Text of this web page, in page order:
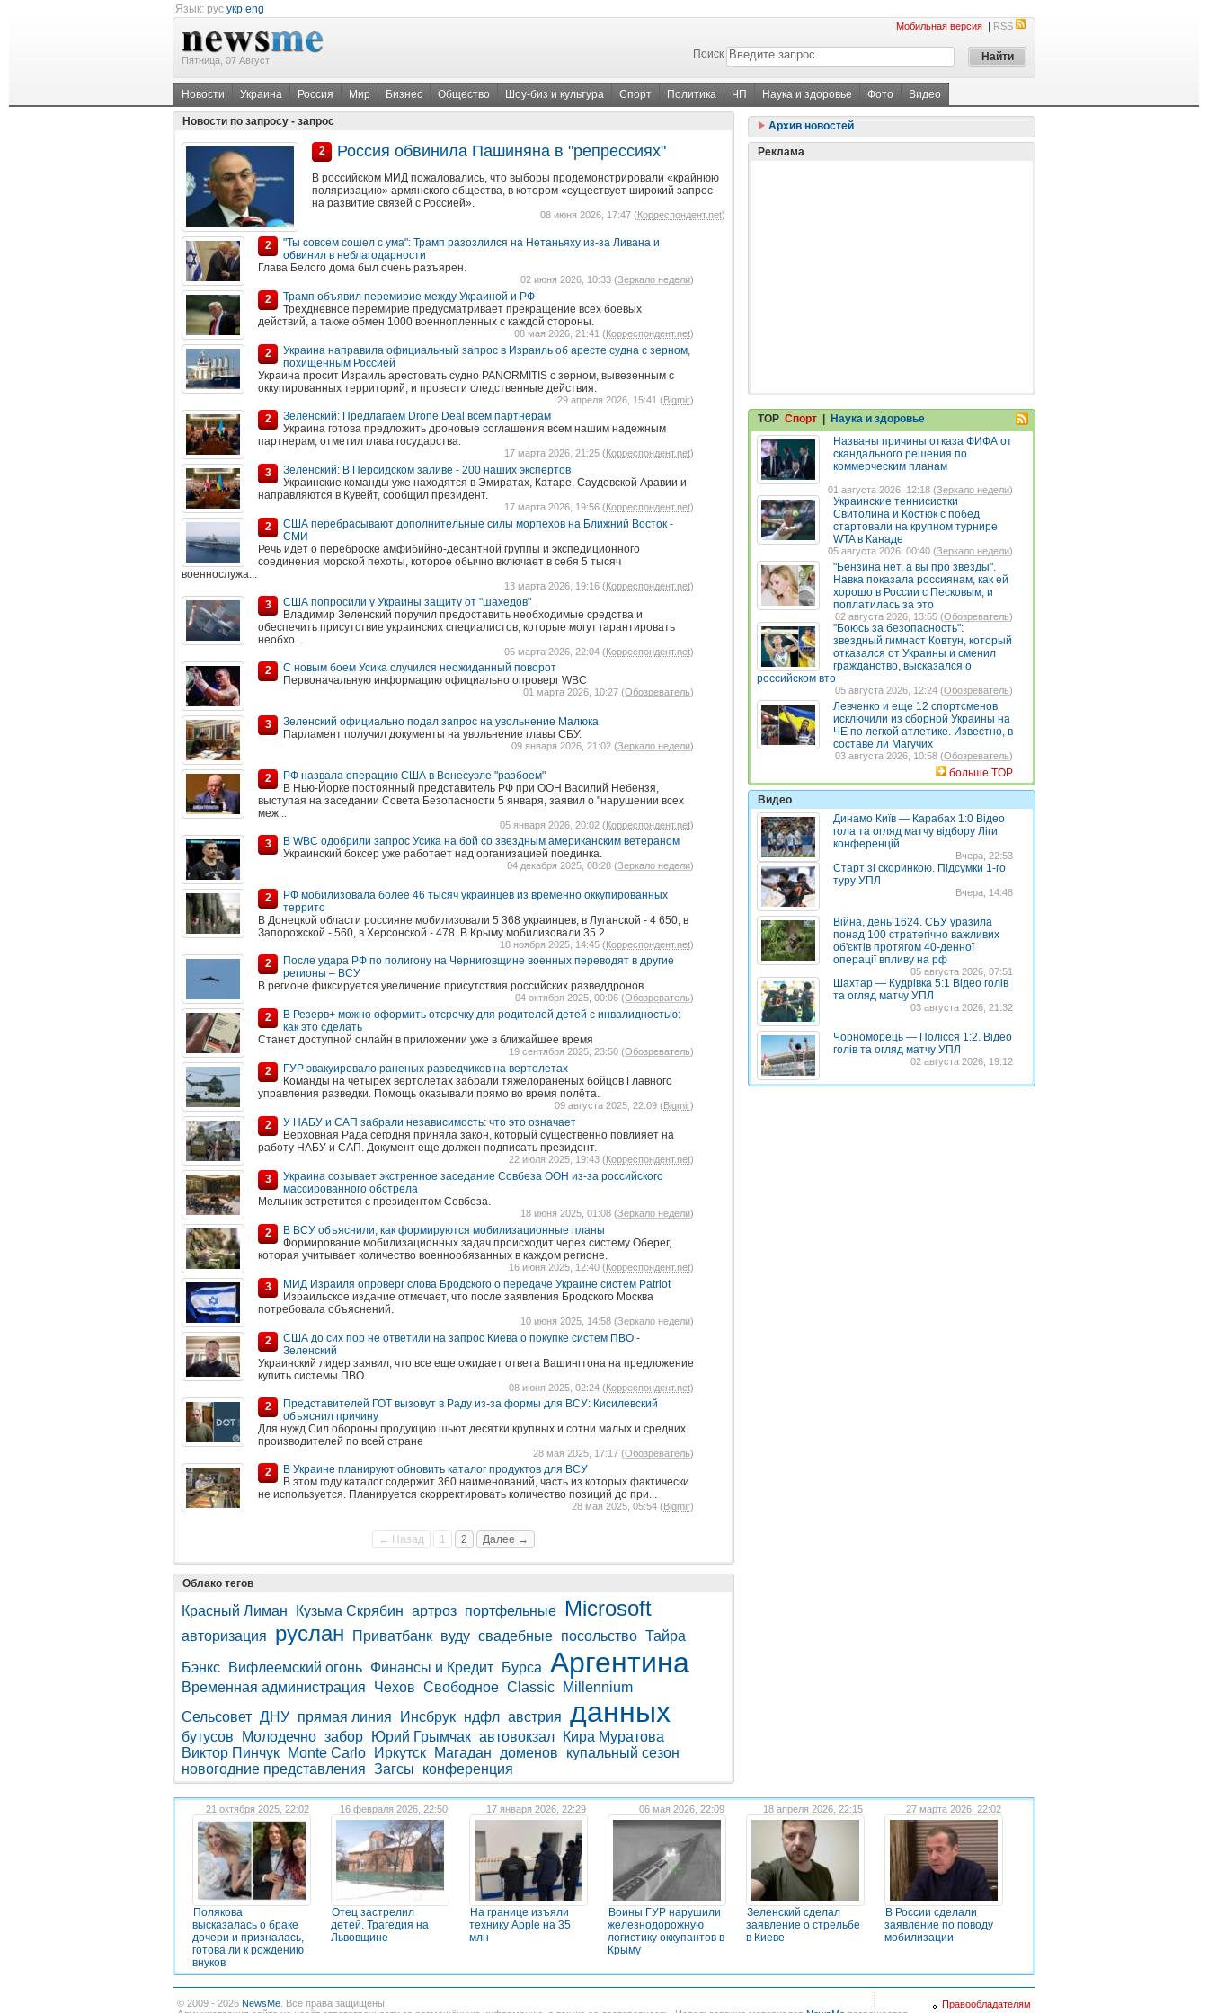
Язык: рус укр eng
Пятница, 07 Август
Мобильная версия RSS
Поиск
Новости Украина Россия Мир Бизнес Общество Шоу-биз и культура Спорт Политика ЧП Наука и здоровье Фото Видео
Новости по запросу - запрос
2 Россия обвинила Пашиняна в "репрессиях"
В российском МИД пожаловались, что выборы продемонстрировали «крайнюю
поляризацию» армянского общества, в котором «существует широкий запрос
на развитие связей с Россией».
08 июня 2026, 17:47 (Корреспондент.net)
2
"Ты совсем сошел с ума": Трамп разозлился на Нетаньяху из-за Ливана и
обвинил в неблагодарности
Глава Белого дома был очень разъярен.
02 июня 2026, 10:33 (Зеркало недели)
2
Трамп объявил перемирие между Украиной и РФ
Трехдневное перемирие предусматривает прекращение всех боевых
действий, а также обмен 1000 военнопленных с каждой стороны.
08 мая 2026, 21:41 (Корреспондент.net)
2
Украина направила официальный запрос в Израиль об аресте судна с зерном,
похищенным Россией
Украина просит Израиль арестовать судно PANORMITIS с зерном, вывезенным с
оккупированных территорий, и провести следственные действия.
29 апреля 2026, 15:41 (Bigmir)
2
Зеленский: Предлагаем Drone Deal всем партнерам
Украина готова предложить дроновые соглашения всем нашим надежным
партнерам, отметил глава государства.
17 марта 2026, 21:25 (Корреспондент.net)
3
Зеленский: В Персидском заливе - 200 наших экспертов
Украинские команды уже находятся в Эмиратах, Катаре, Саудовской Аравии и
направляются в Кувейт, сообщил президент.
17 марта 2026, 19:56 (Корреспондент.net)
2
США перебрасывают дополнительные силы морпехов на Ближний Восток -
СМИ
Речь идет о переброске амфибийно-десантной группы и экспедиционного
соединения морской пехоты, которое обычно включает в себя 5 тысяч
военнослужа...
13 марта 2026, 19:16 (Корреспондент.net)
3
США попросили у Украины защиту от "шахедов"
Владимир Зеленский поручил предоставить необходимые средства и
обеспечить присутствие украинских специалистов, которые могут гарантировать
необхо...
05 марта 2026, 22:04 (Корреспондент.net)
2
С новым боем Усика случился неожиданный поворот
Первоначальную информацию официально опроверг WBC
01 марта 2026, 10:27 (Обозреватель)
3
Зеленский официально подал запрос на увольнение Малюка
Парламент получил документы на увольнение главы СБУ.
09 января 2026, 21:02 (Зеркало недели)
2
РФ назвала операцию США в Венесуэле "разбоем"
В Нью-Йорке постоянный представитель РФ при ООН Василий Небензя,
выступая на заседании Совета Безопасности 5 января, заявил о "нарушении всех
меж...
05 января 2026, 20:02 (Корреспондент.net)
3
В WBC одобрили запрос Усика на бой со звездным американским ветераном
Украинский боксер уже работает над организацией поединка.
04 декабря 2025, 08:28 (Зеркало недели)
2
РФ мобилизовала более 46 тысяч украинцев из временно оккупированных
террито
В Донецкой области россияне мобилизовали 5 368 украинцев, в Луганской - 4 650, в
Запорожской - 560, в Херсонской - 478. В Крыму мобилизовали 35 2...
18 ноября 2025, 14:45 (Корреспондент.net)
2
После удара РФ по полигону на Черниговщине военных переводят в другие
регионы – ВСУ
В регионе фиксируется увеличение присутствия российских разведдронов
04 октября 2025, 00:06 (Обозреватель)
2
В Резерв+ можно оформить отсрочку для родителей детей с инвалидностью:
как это сделать
Станет доступной онлайн в приложении уже в ближайшее время
19 сентября 2025, 23:50 (Обозреватель)
2
ГУР эвакуировало раненых разведчиков на вертолетах
Команды на четырёх вертолетах забрали тяжелораненых бойцов Главного
управления разведки. Помощь оказывали прямо во время полёта.
09 августа 2025, 22:09 (Bigmir)
2
У НАБУ и САП забрали независимость: что это означает
Верховная Рада сегодня приняла закон, который существенно повлияет на
работу НАБУ и САП. Документ еще должен подписать президент.
22 июля 2025, 19:43 (Корреспондент.net)
3
Украина созывает экстренное заседание Совбеза ООН из-за российского
массированного обстрела
Мельник встретится с президентом Совбеза.
18 июня 2025, 01:08 (Зеркало недели)
2
В ВСУ объяснили, как формируются мобилизационные планы
Формирование мобилизационных задач происходит через систему Оберег,
которая учитывает количество военнообязанных в каждом регионе.
16 июня 2025, 12:40 (Корреспондент.net)
3
МИД Израиля опроверг слова Бродского о передаче Украине систем Patriot
Израильское издание отмечает, что после заявления Бродского Москва
потребовала объяснений.
10 июня 2025, 14:58 (Зеркало недели)
2
США до сих пор не ответили на запрос Киева о покупке систем ПВО -
Зеленский
Украинский лидер заявил, что все еще ожидает ответа Вашингтона на предложение
купить системы ПВО.
08 июня 2025, 02:24 (Корреспондент.net)
2
Представителей ГОТ вызовут в Раду из-за формы для ВСУ: Кисилевский
объяснил причину
Для нужд Сил обороны продукцию шьют десятки крупных и сотни малых и средних
производителей по всей стране
28 мая 2025, 17:17 (Обозреватель)
2
В Украине планируют обновить каталог продуктов для ВСУ
В этом году каталог содержит 360 наименований, часть из которых фактически
не используется. Планируется скорректировать количество позиций до при...
28 мая 2025, 05:54 (Bigmir)
← Назад 1 2 Далее →
Облако тегов
Красный Лиман Кузьма Скрябин артроз портфельные Microsoft
авторизация руслан Приватбанк вуду свадебные посольство Тайра
Бэнкс Вифлеемский огонь Финансы и Кредит Бурса Аргентина
Временная администрация Чехов Свободное Classic
Millennium
Сельсовет ДНУ прямая линия Инсбрук ндфл австрия данных
бутусов Молодечно забор Юрий Грымчак автовокзал
Кира Муратова
Виктор Пинчук
Monte Carlo Иркутск Магадан доменов
купальный сезон
новогодние представления Загсы конференция
Архив новостей
Реклама
TOP Спорт
Наука и здоровье
Названы причины отказа ФИФА от
скандального решения по
коммерческим планам
01 августа 2026, 12:18 (Зеркало недели)
Украинские теннисистки
Свитолина и Костюк с побед
стартовали на крупном турнире
WTA в Канаде
05 августа 2026, 00:40 (Зеркало недели)
"Бензина нет, а вы про звезды".
Навка показала россиянам, как ей
хорошо в России с Песковым, и
поплатилась за это
02 августа 2026, 13:55 (Обозреватель)
"Боюсь за безопасность":
звездный гимнаст Ковтун, который
отказался от Украины и сменил
гражданство, высказался о
российском вто
05 августа 2026, 12:24 (Обозреватель)
Левченко и еще 12 спортсменов
исключили из сборной Украины на
ЧЕ по легкой атлетике. Известно, в
составе ли Магучих
03 августа 2026, 10:58 (Обозреватель)
больше TOP
Видео
Динамо Київ — Карабах 1:0 Відео
гола та огляд матчу відбору Ліги
конференцій
Вчера, 22:53
Старт зі скоринкою. Підсумки 1-го
туру УПЛ
Вчера, 14:48
Війна, день 1624. СБУ уразила
понад 100 стратегічно важливих
об'єктів протягом 40-денної
операції впливу на рф
05 августа 2026, 07:51
Шахтар — Кудрівка 5:1 Відео голів
та огляд матчу УПЛ
03 августа 2026, 21:32
Чорноморець — Полісся 1:2. Відео
голів та огляд матчу УПЛ
02 августа 2026, 19:12
21 октября 2025, 22:02
Полякова
высказалась о браке
дочери и призналась,
готова ли к рождению
внуков
16 февраля 2026, 22:50
Отец застрелил
детей. Трагедия на
Львовщине
17 января 2026, 22:29
На границе изъяли
технику Apple на 35
млн
06 мая 2026, 22:09
Воины ГУР нарушили
железнодорожную
логистику оккупантов в
Крыму
18 апреля 2026, 22:15
Зеленский сделал
заявление о стрельбе
в Киеве
27 марта 2026, 22:02
В России сделали
заявление по поводу
мобилизации
© 2009 - 2026 NewsMe . Все права защищены.
Правообладателям